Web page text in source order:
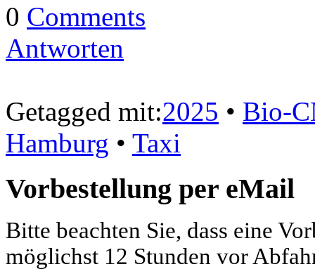
0 Comments
Antworten
Getagged mit:2025 • Bio-
Hamburg • Taxi
Vorbestellung per eMail
Bitte beachten Sie, dass eine
möglichst 12 Stunden vor